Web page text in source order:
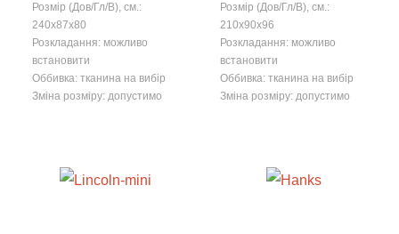
Розмір (Дов/Гл/В), см.:
240x87x80
Розкладання: можливо
встановити
Оббивка: тканина на вибір
Зміна розміру: допустимо
Розмір (Дов/Гл/В), см.:
210x90x96
Розкладання: можливо
встановити
Оббивка: тканина на вибір
Зміна розміру: допустимо